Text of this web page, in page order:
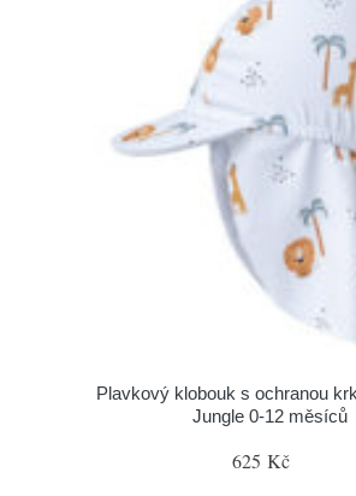
Plavkový klobouk s ochranou
Jungle 0-12 měsíců
625 Kč